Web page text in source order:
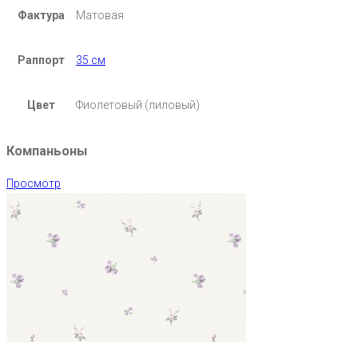
Фактура Матовая
Раппорт 35 см
Цвет Фиолетовый (лиловый)
Компаньоны
Просмотр